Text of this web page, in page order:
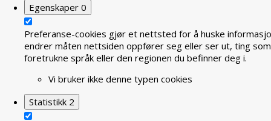
Egenskaper 0
Preferanse-cookies gjør et nettsted for å huske
endrer måten nettsiden oppfører seg eller ser ut, ting
foretrukne språk eller den regionen du befinner deg i.
Vi bruker ikke denne typen cookies
Statistikk 2